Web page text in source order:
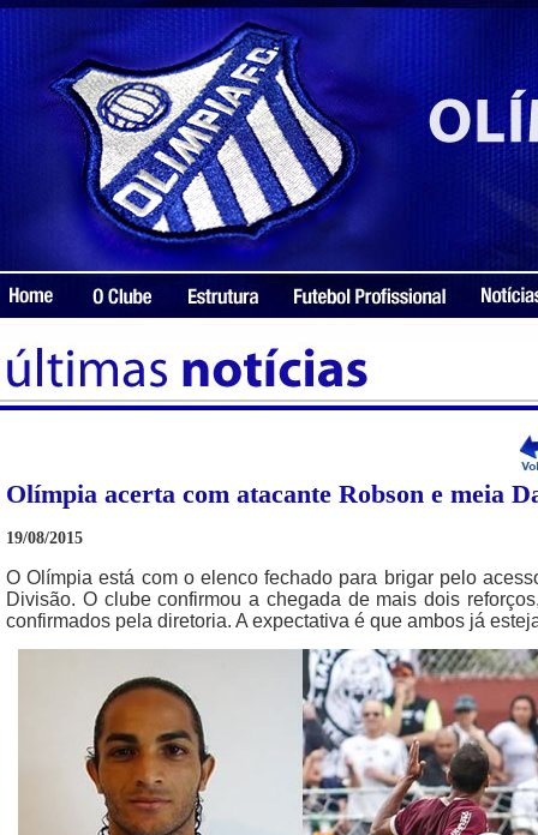
Olímpia acerta com atacante Robson e meia
19/08/2015
O Olímpia está com o elenco fechado para brigar pelo
Divisão. O clube confirmou a chegada de mais dois
confirmados pela diretoria. A expectativa é que ambos já